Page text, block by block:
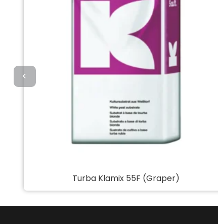
Turba Klamix 55F (Graper)